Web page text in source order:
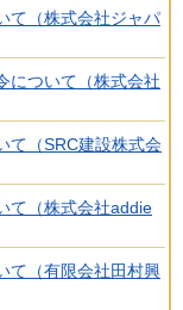
て（株式会社ジャパ
について（株式会社
て（SRC建設株式会
て（株式会社addie
て（有限会社田村興